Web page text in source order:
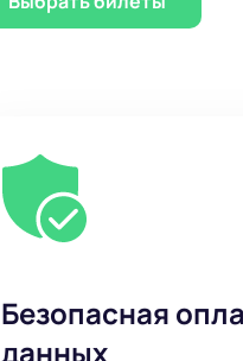
Безопасная
данных